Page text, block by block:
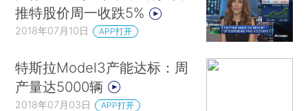
推特股价周一收跌5%
2018年07月10日 APP打开
特斯拉Model3产能达标：周
产量达5000辆
2018年07月03日 APP打开